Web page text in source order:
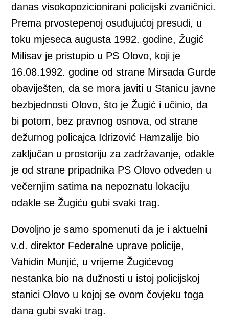
danas visokopozicionirani policijski zvaničnici.
Prema prvostepenoj osuđujućoj presudi, u
toku mjeseca augusta 1992. godine, Žugić
Milisav je pristupio u PS Olovo, koji je
16.08.1992. godine od strane Mirsada Gurde
obaviješten, da se mora javiti u Stanicu javne
bezbjednosti Olovo, što je Žugić i učinio, da
bi potom, bez pravnog osnova, od strane
dežurnog policajca Idrizović Hamzalije bio
zaključan u prostoriju za zadržavanje, odakle
je od strane pripadnika PS Olovo odveden u
večernjim satima na nepoznatu lokaciju
odakle se Žugiću gubi svaki trag.
Dovoljno je samo spomenuti da je i aktuelni
v.d. direktor Federalne uprave policije,
Vahidin Munjić, u vrijeme Žugićevog
nestanka bio na dužnosti u istoj policijskoj
stanici Olovo u kojoj se ovom čovjeku toga
dana gubi svaki trag.